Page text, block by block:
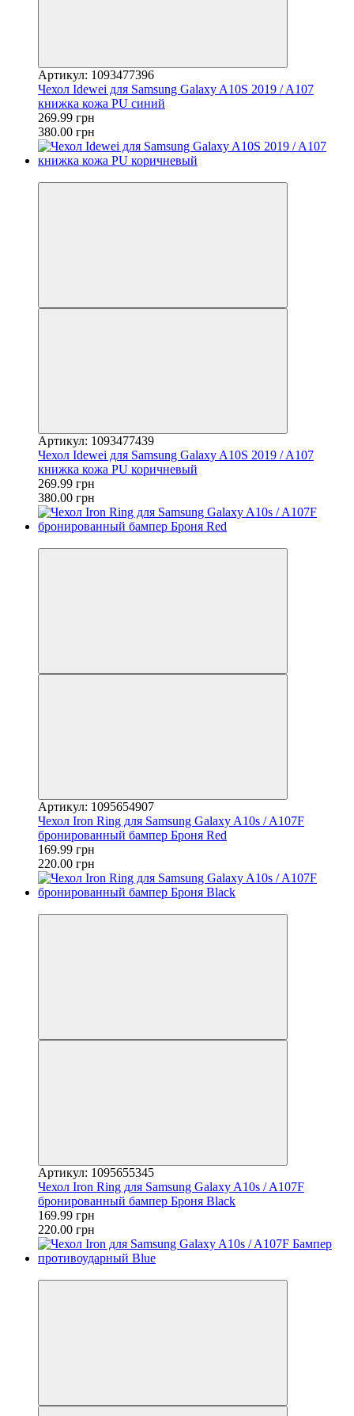
Артикул: 1093477396
Чехол Idewei для Samsung Galaxy A10S 2019 / A107
книжка кожа PU синий
269.99 грн
380.00 грн
Артикул: 1093477439
Чехол Idewei для Samsung Galaxy A10S 2019 / A107
книжка кожа PU коричневый
269.99 грн
380.00 грн
Артикул: 1095654907
Чехол Iron Ring для Samsung Galaxy A10s / A107F
бронированный бампер Броня Red
169.99 грн
220.00 грн
Артикул: 1095655345
Чехол Iron Ring для Samsung Galaxy A10s / A107F
бронированный бампер Броня Black
169.99 грн
220.00 грн